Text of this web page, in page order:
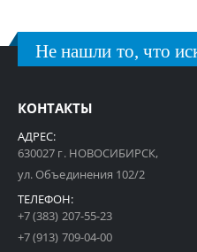
Не нашли то, что
КОНТАКТЫ
АДРЕС:
630027 г. НОВОСИБИРСК,
ул. Объединения 102/2
ТЕЛЕФОН:
+7 (383) 207-55-23
+7 (913) 709-04-00